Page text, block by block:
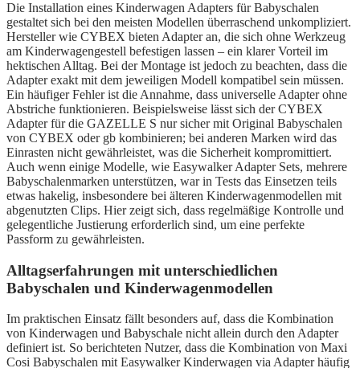
Die Installation eines Kinderwagen Adapters für Babyschalen
gestaltet sich bei den meisten Modellen überraschend unkompliziert.
Hersteller wie CYBEX bieten Adapter an, die sich ohne Werkzeug
am Kinderwagengestell befestigen lassen – ein klarer Vorteil im
hektischen Alltag. Bei der Montage ist jedoch zu beachten, dass die
Adapter exakt mit dem jeweiligen Modell kompatibel sein müssen.
Ein häufiger Fehler ist die Annahme, dass universelle Adapter ohne
Abstriche funktionieren. Beispielsweise lässt sich der CYBEX
Adapter für die GAZELLE S nur sicher mit Original Babyschalen
von CYBEX oder gb kombinieren; bei anderen Marken wird das
Einrasten nicht gewährleistet, was die Sicherheit kompromittiert.
Auch wenn einige Modelle, wie Easywalker Adapter Sets, mehrere
Babyschalenmarken unterstützen, war in Tests das Einsetzen teils
etwas hakelig, insbesondere bei älteren Kinderwagenmodellen mit
abgenutzten Clips. Hier zeigt sich, dass regelmäßige Kontrolle und
gelegentliche Justierung erforderlich sind, um eine perfekte
Passform zu gewährleisten.
Alltagserfahrungen mit unterschiedlichen
Babyschalen und Kinderwagenmodellen
Im praktischen Einsatz fällt besonders auf, dass die Kombination
von Kinderwagen und Babyschale nicht allein durch den Adapter
definiert ist. So berichteten Nutzer, dass die Kombination von Maxi
Cosi Babyschalen mit Easywalker Kinderwagen via Adapter häufig